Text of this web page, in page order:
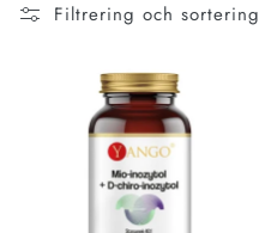
Filtrering och sortering